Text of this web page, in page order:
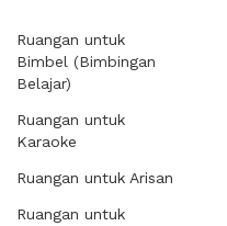
Ruangan untuk
Bimbel (Bimbingan
Belajar)
Ruangan untuk
Karaoke
Ruangan untuk Arisan
Ruangan untuk